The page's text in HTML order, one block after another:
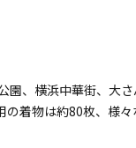
園、横浜中華街、大